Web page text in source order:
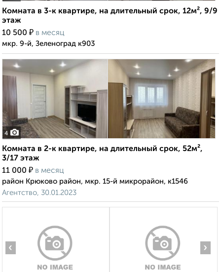
Комната в 3-к квартире, на длительный срок, 12м², 9/9
этаж
10 500 ₽ в месяц
мкр. 9-й, Зеленоград к903
4
Комната в 2-к квартире, на длительный срок, 52м²,
3/17 этаж
11 000 ₽ в месяц
район Крюково район, мкр. 15-й микрорайон, к1546
Агентство, 30.01.2023
‹ ›